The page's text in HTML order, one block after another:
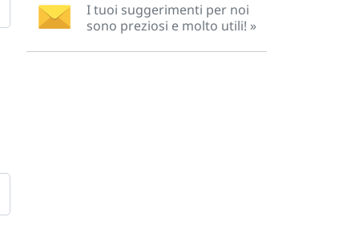
I tuoi suggerimenti per noi
sono preziosi e molto utili! »